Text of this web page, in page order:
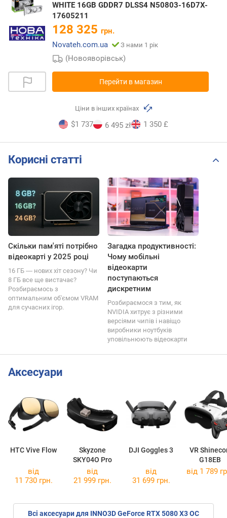
WHITE 16GB GDDR7 DLSS4 N50803-16D7X-
17605211
128 325 грн.
Novateh.com.ua
З нами 1 рік
(Новояворівськ)
Перейти в магазин
Ціни в інших країнах
$1 737 6 495 zł 1 350 £
Корисні статті
Скільки пам'яті потрібно
відеокарті у 2025 році
16 ГБ ― нових хіт сезону? Чи
8 ГБ все ще вистачає?
Розбираємось з
оптимальним об'ємом VRAM
для сучасних ігор.
Загадка продуктивності:
Чому мобільні
відеокарти
поступаються
дискретним
Розбираємося з тим, як
NVIDIA хитрує з різними
версіями чипів і навіщо
виробники ноутбуків
уповільнюють відеокарти
Аксесуари
HTC Vive Flow
Skyzone
SKY04O Pro
DJI Goggles 3
VR
G18EB
від
11 730 грн.
від
21 999 грн.
від
31 699 грн.
від 1 789
Всі аксесуари для INNO3D GeForce RTX 5080 X3 OC